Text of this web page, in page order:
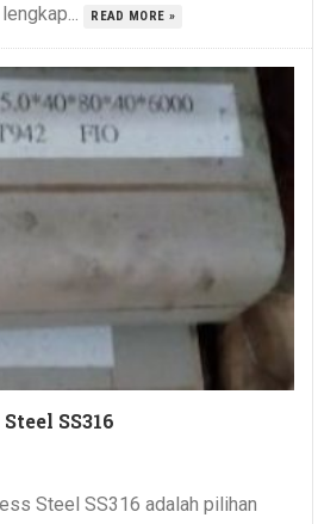
READ MORE »
SS316
Steel SS316 adalah pilihan